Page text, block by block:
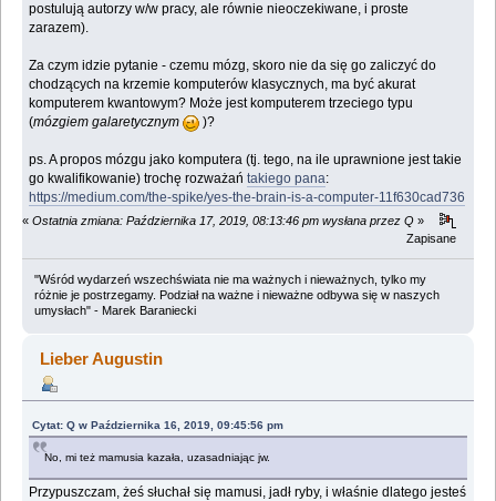
postulują autorzy w/w pracy, ale równie nieoczekiwane, i proste
zarazem).
Za czym idzie pytanie - czemu mózg, skoro nie da się go zaliczyć do
chodzących na krzemie komputerów klasycznych, ma być akurat
komputerem kwantowym? Może jest komputerem trzeciego typu
(mózgiem galaretycznym )?
ps. A propos mózgu jako komputera (tj. tego, na ile uprawnione jest takie
go kwalifikowanie) trochę rozważańtakiego pana:
https://medium.com/the-spike/yes-the-brain-is-a-computer-11f630cad736
« Ostatnia zmiana: Października 17, 2019, 08:13:46 pm wysłana przez Q »
Zapisane
"Wśród wydarzeń wszechświata nie ma ważnych i nieważnych, tylko my
różnie je postrzegamy. Podział na ważne i nieważne odbywa się w naszych
umysłach" - Marek Baraniecki
Lieber Augustin
Cytat: Q w Października 16, 2019, 09:45:56 pm
No, mi też mamusia kazała, uzasadniając jw.
Przypuszczam, żeś słuchał się mamusi, jadł ryby, i właśnie dlatego jesteś